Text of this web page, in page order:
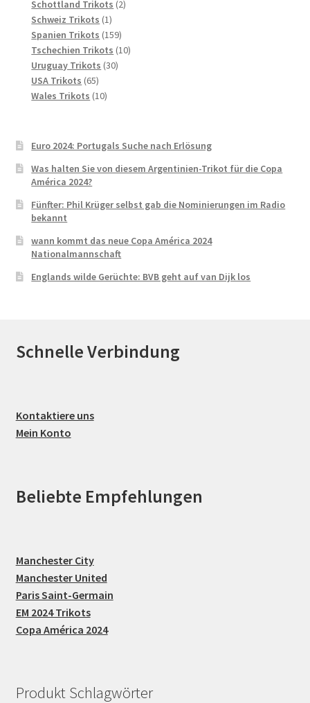
Produkte
Schottland Trikots 22
Schweiz Trikots 11
Produkt
Spanien Trikots 159159
Produkte
Tschechien Trikots 1010
Uruguay Trikots 3030
USA Trikots 6565
Produkte
Wales Trikots 1010
Euro 2024: Portugals Suche nach Erlösung
Was halten Sie von diesem Argentinien-Trikot für die Copa
América 2024?
Fünfter: Phil Krüger selbst gab die Nominierungen im Radio
bekannt
wann kommt das neue Copa América 2024
Nationalmannschaft
Englands wilde Gerüchte: BVB geht auf van Dijk los
Schnelle Verbindung
Kontaktiere uns
Mein Konto
Beliebte Empfehlungen
Manchester City
Manchester United
Paris Saint-Germain
EM 2024 Trikots
Copa América 2024
Produkt Schlagwörter